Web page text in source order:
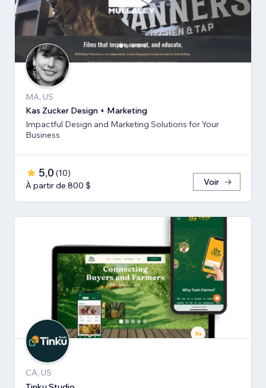
MA, US
Kas Zucker Design + Marketing
Impactful Design and Marketing Solutions for Your
Business
5,0 (10)
À partir de 800 $
Voir
CA, US